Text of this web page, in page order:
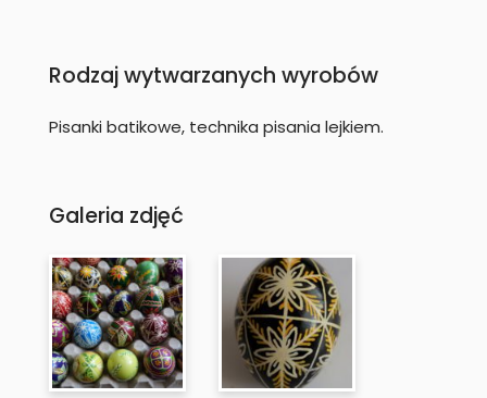
Rodzaj wytwarzanych wyrobów
Pisanki batikowe, technika pisania lejkiem.
Galeria zdjęć